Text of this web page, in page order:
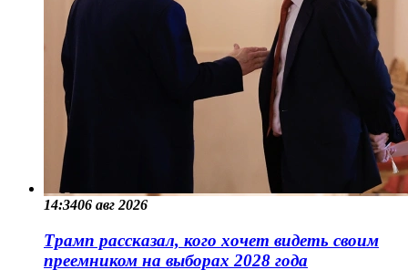
14:3406 авг 2026
Трамп рассказал, кого хочет видеть своим
преемником на выборах 2028 года